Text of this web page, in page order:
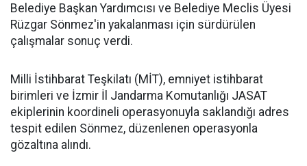
Belediye Başkan Yardımcısı ve Belediye Meclis Üyesi
Rüzgar Sönmez'in yakalanması için sürdürülen
çalışmalar sonuç verdi.
Milli İstihbarat Teşkilatı (MİT), emniyet istihbarat
birimleri ve İzmir İl Jandarma Komutanlığı JASAT
ekiplerinin koordineli operasyonuyla saklandığı adres
tespit edilen Sönmez, düzenlenen operasyonla
gözaltına alındı.